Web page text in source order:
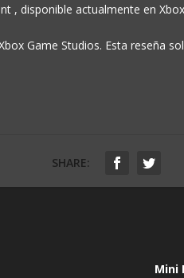
, disponible actualmente en
Game Studios. Esta reseña
SHARE:
Mini